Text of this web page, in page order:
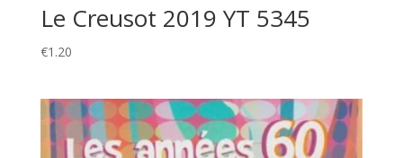
Le Creusot 2019 YT 5345
€1.20